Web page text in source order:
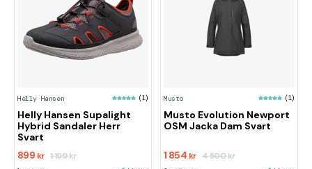
Helly Hansen (1)
Helly Hansen Supalight
Hybrid Sandaler Herr
Svart
899 kr 1 199kr
Musto (1)
Musto Evolution Newport
OSM Jacka Dam Svart
1 854 kr 4 500kr